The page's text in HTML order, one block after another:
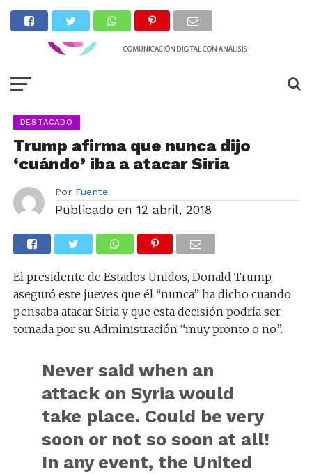
DESTACADO
Trump afirma que nunca dijo
‘cuándo’ iba a atacar Siria
Por Fuente
Publicado en 12 abril, 2018
El presidente de Estados Unidos, Donald Trump,
aseguró este jueves que él “nunca” ha dicho cuando
pensaba atacar Siria y que esta decisión podría ser
tomada por su Administración “muy pronto o no”.
Never said when an
attack on Syria would
take place. Could be very
soon or not so soon at all!
In any event, the United